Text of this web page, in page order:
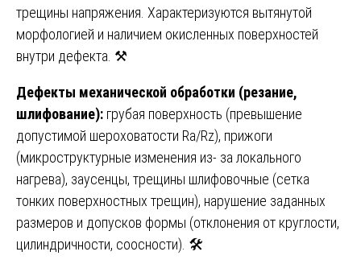
трещины напряжения. Характеризуются вытянутой
морфологией и наличием окисленных поверхностей
внутри дефекта. ⚒️
Дефекты механической обработки (резание,
шлифование): грубая поверхность (превышение
допустимой шероховатости Ra/Rz), прижоги
(микроструктурные изменения из- за локального
нагрева), заусенцы, трещины шлифовочные (сетка
тонких поверхностных трещин), нарушение заданных
размеров и допусков формы (отклонения от круглости,
цилиндричности, соосности). 🛠️